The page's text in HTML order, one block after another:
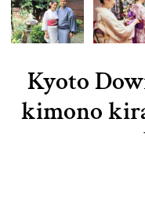
Kyoto
kimono